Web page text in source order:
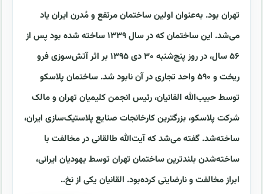
تهران بود. به‌عنوان اولین ساختمان مرتفع و مُدرن ایران یاد
می‌شد. این ساختمان که در سال ۱۳۳۹ ساخته شده بود پس از
۵۶ سال، در روز پنج‌شنبه ۳۰ دی ۱۳۹۵ بر اثر آتش‌سوزی فرو
ریخت و ۵۹۰ واحد تجاری در آن نابود شد. ساختمان پلاسکو
توسط حبیب‌الله القانیان، رئیس انجمن کلیمیان تهران و مالک
شرکت پلاسکو، بزرگترین کارخانجات صنایع پلاستیک‌سازی ایران،
ساخته‌شد. گفته می‌شد که آیت‌الله طالقانی در مخالفت با
ساخته‌شدن بلندترین ساختمان تهران توسط یهودیان ایرانی،
ابراز مخالفت و نارضایتی کرده‌بود. القانیان یکی از نخ..